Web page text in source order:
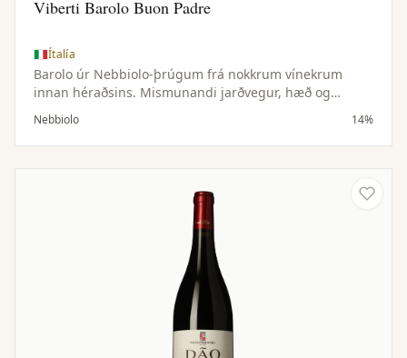
Viberti Barolo Buon Padre
Ítalía
Barolo úr Nebbiolo-þrúgum frá nokkrum vínekrum
innan héraðsins. Mismunandi jarðvegur, hæð og
sólarátta gefa víninu dýpt, lagskiptan ilm og þétta en
fágaða byggingu. Sjálfbær ræktun tryggir aðeins besta
ávöxtinn.
Nebbiolo 14%